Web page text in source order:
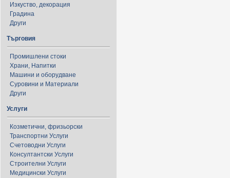
Изкуство, декорация
Градина
Други
Търговия
Промишлени стоки
Храни, Напитки
Машини и оборудване
Суровини и Материали
Други
Услуги
Козметични, фризьорски
Транспортни Услуги
Счетоводни Услуги
Консултантски Услуги
Строителни Услуги
Медицински Услуги